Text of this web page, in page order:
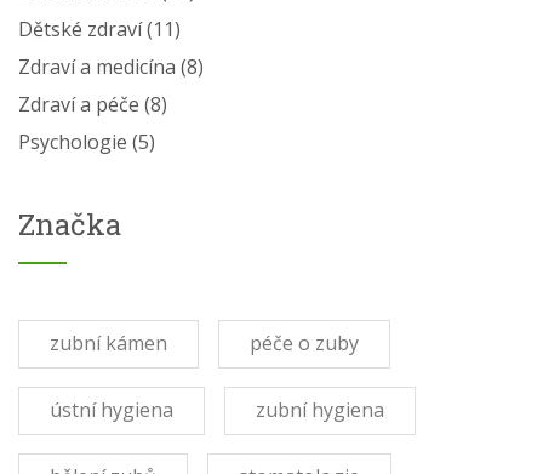
Dětské zdraví(11)
Zdraví a medicína (8)
Zdraví a péče (8)
Psychologie (5)
Značka
zubní kámen péče o zuby
ústní hygiena zubní hygiena